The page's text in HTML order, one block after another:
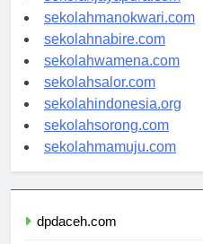
sekolahjayapura.com
sekolahmanokwari.com
sekolahnabire.com
sekolahwamena.com
sekolahsalor.com
sekolahindonesia.org
sekolahsorong.com